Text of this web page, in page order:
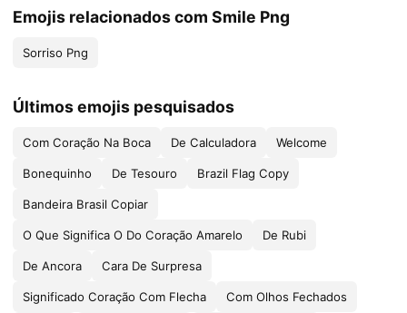
Emojis relacionados com Smile Png
Sorriso Png
Últimos emojis pesquisados
Com Coração Na Boca De Calculadora Welcome
Bonequinho De Tesouro Brazil Flag Copy
Bandeira Brasil Copiar
O Que Significa O Do Coração Amarelo De Rubi
De Ancora Cara De Surpresa
Significado Coração Com Flecha Com Olhos Fechados